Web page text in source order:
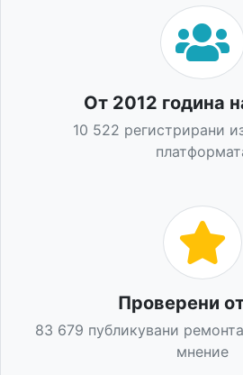
От 2012 година
10 522 регистрирани
Проверени
83 679 публикувани
мнение